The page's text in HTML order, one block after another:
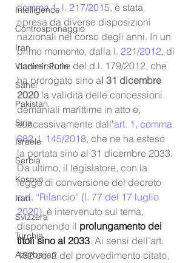
Intelligence
Controspionaggio
Iran
Vladimir Putin
Sahel
Pakistan
Siria
Israele
Serbia
Kosovo
Iran
Svizzera
Turchia
Azerbaijan
comma 1, l. 217/2015, è stata
ripresa da diverse disposizioni
nazionali nel corso degli anni. In un
primo momento, dalla l. 221/2012, di
conversione del d.l. 179/2012, che
ha prorogato sino al 31 dicembre
2020 la validità delle concessioni
demaniali marittime in atto e,
successivamente dall’art. 1, comma
682, l. 145/2018, che ne ha esteso
la portata sino al 31 dicembre 2033.
Da ultimo, il legislatore, con la
legge di conversione del decreto
c.d. “Rilancio” (l. 77 del 17 luglio
2020), è intervenuto sul tema,
disponendo il prolungamento dei
titoli sino al 2033. Ai sensi dell’art.
182 co. 2 del provvedimento citato,